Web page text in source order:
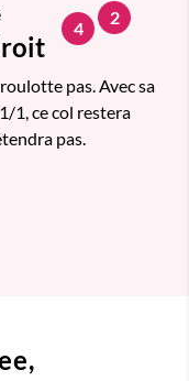
pas. Avec sa
1, ce col restera
pas.
2
4